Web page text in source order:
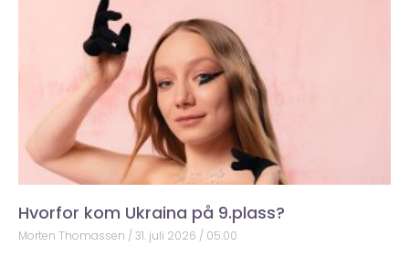
Hvorfor kom Ukraina på 9.plass?
Morten Thomassen 31. juli 2026 05:00